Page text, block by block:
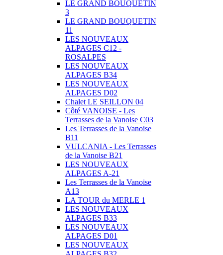
LE GRAND BOUQUETIN
3
LE GRAND BOUQUETIN
11
LES NOUVEAUX
ALPAGES C12 -
ROSALPES
LES NOUVEAUX
ALPAGES B34
LES NOUVEAUX
ALPAGES D02
Chalet LE SEILLON 04
Côté VANOISE - Les
Terrasses de la Vanoise C03
Les Terrasses de la Vanoise
B11
VULCANIA - Les Terrasses
de la Vanoise B21
LES NOUVEAUX
ALPAGES A-21
Les Terrasses de la Vanoise
A13
LA TOUR du MERLE 1
LES NOUVEAUX
ALPAGES B33
LES NOUVEAUX
ALPAGES D01
LES NOUVEAUX